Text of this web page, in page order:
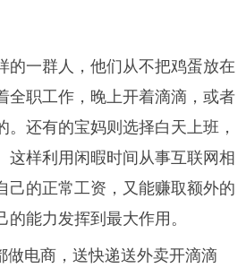
的一群人，他们从不把鸡蛋放在
全职工作，晚上开着滴滴，或者
。还有的宝妈则选择白天上班，
这样利用闲暇时间从事互联网相
己的正常工资，又能赚取额外的
能力发挥到最大作用。